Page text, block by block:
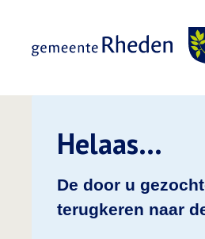
Helaas…
De door u
terugkeren naar